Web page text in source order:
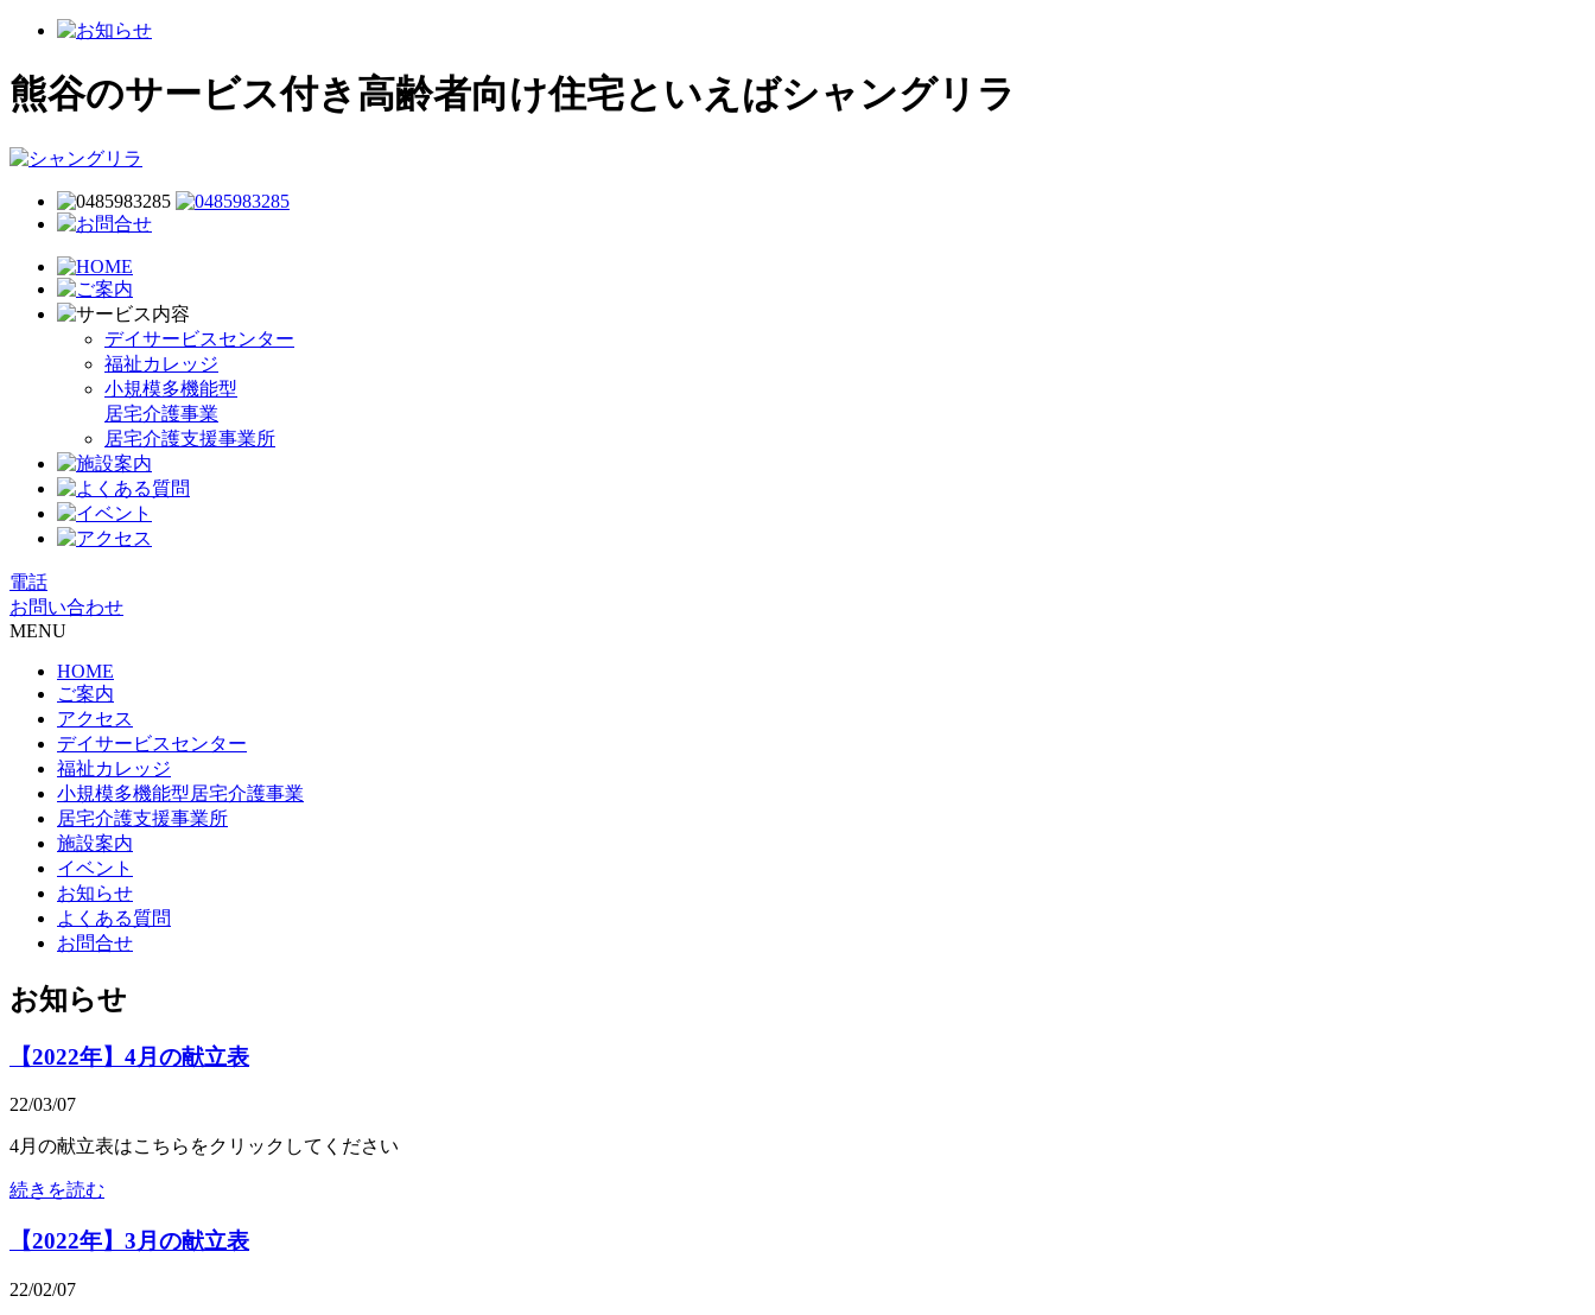
熊谷のサービス付き高齢者向け住宅といえばシャングリラ
デイサービスセンター
福祉カレッジ
小規模多機能型
居宅介護事業
居宅介護支援事業所
電話
お問い合わせ
MENU
HOME
ご案内
アクセス
デイサービスセンター
福祉カレッジ
小規模多機能型居宅介護事業
居宅介護支援事業所
施設案内
イベント
お知らせ
よくある質問
お問合せ
お知らせ
【2022年】4月の献立表
22/03/07
4月の献立表はこちらをクリックしてください
続きを読む
【2022年】3月の献立表
22/02/07